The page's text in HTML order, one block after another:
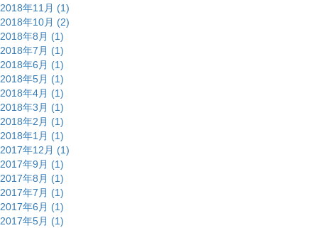
2018年11月 (1)
2018年10月 (2)
2018年8月 (1)
2018年7月 (1)
2018年6月 (1)
2018年5月 (1)
2018年4月 (1)
2018年3月 (1)
2018年2月 (1)
2018年1月 (1)
2017年12月 (1)
2017年9月 (1)
2017年8月 (1)
2017年7月 (1)
2017年6月 (1)
2017年5月 (1)